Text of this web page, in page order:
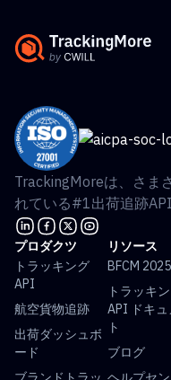
TrackingMoreは、さま
れている#1出荷追跡
プロダクツ
トラッキング
API
航空貨物追跡
出荷ダッシュボ
ード
リソース
BFCM 2025
トラッキ
API ドキュ
ト
ブログ